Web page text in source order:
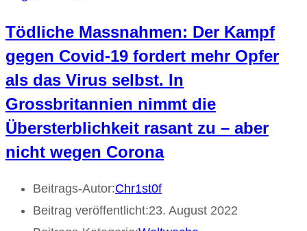
Tödliche Massnahmen: Der Kampf
gegen Covid-19 fordert mehr Opfer
als das Virus selbst. In
Grossbritannien nimmt die
Übersterblichkeit rasant zu – aber
nicht wegen Corona
Beitrags-Autor:Chr1st0f
Beitrag veröffentlicht:23. August 2022